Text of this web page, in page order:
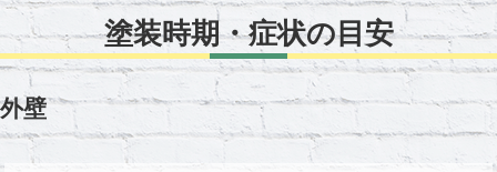
塗装時期・症状の目安
外壁